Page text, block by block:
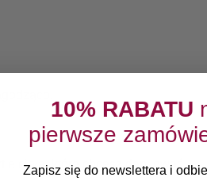
ciała, które chcesz depilować.
10% RABATU
pierwsze
Zapisz się do newslettera i